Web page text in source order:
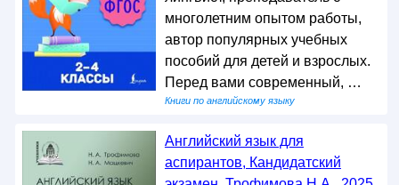
многолетним опытом работы,
автор популярных учебных
пособий для детей и взрослых.
Перед вами современный, …
Книги по английскому языку
Английский язык для
аспирантов, Кандидатский